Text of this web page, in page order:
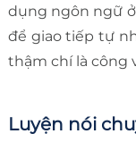
dụng ngôn ngữ
để giao tiếp tự
thậm chí là công
Luyện nói